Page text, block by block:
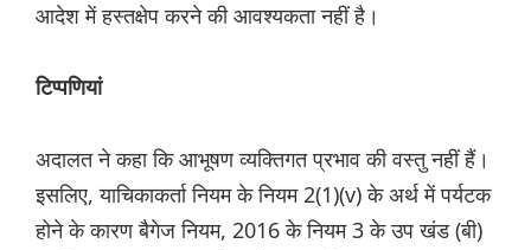
आदेश में हस्तक्षेप करने की आवश्यकता नहीं है।
टिप्पणियां
अदालत ने कहा कि आभूषण व्यक्तिगत प्रभाव की वस्तु नहीं हैं।
इसलिए, याचिकाकर्ता नियम के नियम 2(1)(v) के अर्थ में पर्यटक
होने के कारण बैगेज नियम, 2016 के नियम 3 के उप खंड (बी)